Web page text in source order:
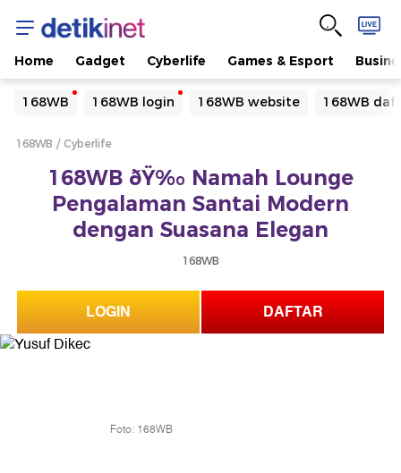
Home Gadget Cyberlife Games & Esport
168WB 168WB login 168WB website 168WB
Yang sedang ramai dicari
Loading...
Terakhir yang dicari
Loading...
168WB Cyberlife
168WB ðŸ‰ Namah Lounge
Pengalaman Santai Modern
dengan Suasana Elegan
168WB
LOGIN DAFTAR
Foto: 168WB